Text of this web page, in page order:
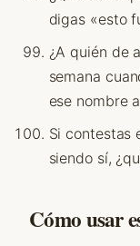
digas «esto
¿A quién de
semana
ese nombre
Si contestas
siendo sí,
Cómo usar